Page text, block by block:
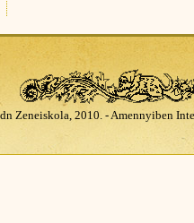
Zeneiskola, 2010. - Amennyiben